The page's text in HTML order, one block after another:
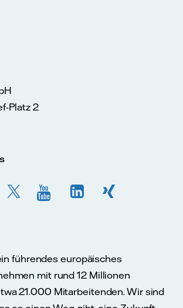
Platz 2
führendes europäisches
mit rund 12 Millionen
21.000 Mitarbeitenden. Wir sind